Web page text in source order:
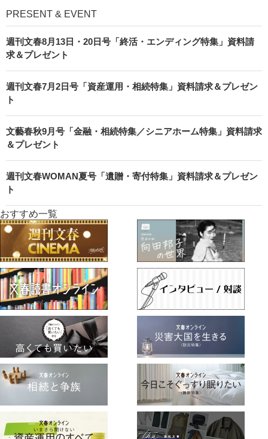
PRESENT & EVENT
週刊文春8月13日・20日号「終活・エンディング特集」資料請
求＆プレゼント
週刊文春7月2日号「資産運用・相続特集」資料請求＆プレゼン
ト
文藝春秋9月号「金融・相続特集／シニアホーム特集」資料請求
＆プレゼント
週刊文春WOMAN夏号「遺贈・寄付特集」資料請求＆プレゼン
ト
おすすめ一覧